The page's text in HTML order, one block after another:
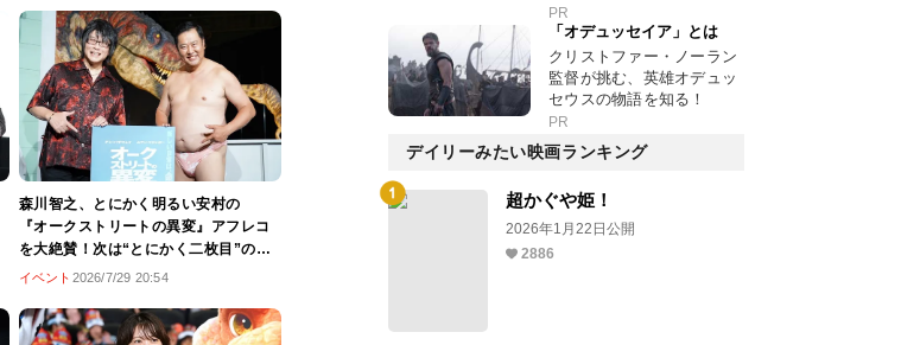
森川智之、とにかく明るい安村の
『オークストリートの異変』アフレコ
を大絶賛！次は“とにかく二枚目”の役
をおすすめ
イベント 2026/7/29 20:54
PR
「オデュッセイア」とは
クリストファー・ノーラン
監督が挑む、英雄オデュッ
セウスの物語を知る！
PR
デイリーみたい映画ランキング
超かぐや姫！
2026年1月22日公開
2886